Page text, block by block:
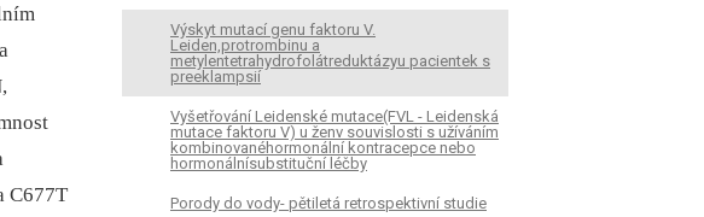
C677T
Výskyt mutací genu faktoru V.
Leiden,protrombinu a
metylentetrahydrofolátreduktázyu pacientek s
preeklampsií
Vyšetřování Leidenské mutace(FVL - Leidenská
mutace faktoru V) u ženv souvislosti s užíváním
kombinovanéhormonální kontracepce nebo
hormonálnísubstituční léčby
Porody do vody- pětiletá retrospektivní studie